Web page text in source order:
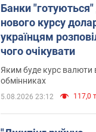
Банки
нового курсу
українцям
чого очікувати
Яким буде курс валюти
обмінниках
5.08.2026 23:12 117,0